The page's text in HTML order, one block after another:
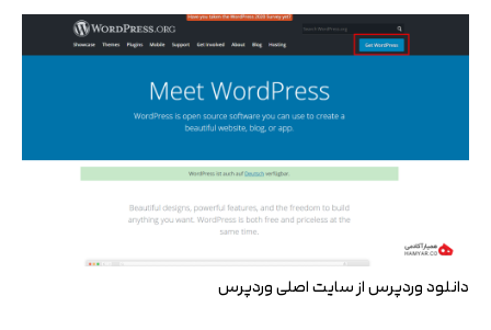
دانلود وردپرس از سایت اصلی وردپرس